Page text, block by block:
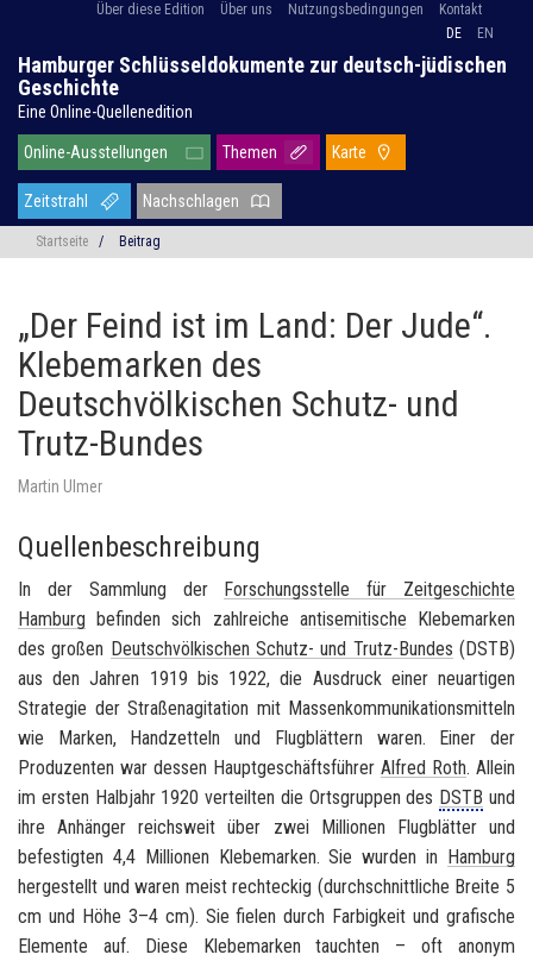
Über diese Edition Über uns Nutzungsbedingungen
Kontakt
DE
EN
Hamburger Schlüsseldokumente zur deutsch-jüdischen
Geschichte
Eine Online-Quellenedition
Online-Ausstellungen Themen Karte
Zeitstrahl Nachschlagen
Startseite / Beitrag
„Der Feind ist im Land: Der Jude“.
Klebemarken des
Deutschvölkischen Schutz- und
Trutz-Bundes
Martin Ulmer
Quellenbeschreibung
In der Sammlung der Forschungsstelle für Zeitgeschichte
Hamburg befinden sich zahlreiche antisemitische Klebemarken
des großen Deutschvölkischen Schutz- und Trutz-Bundes (DSTB)
aus den Jahren 1919 bis 1922, die Ausdruck einer neuartigen
Strategie der Straßenagitation mit Massenkommunikationsmitteln
wie Marken, Handzetteln und Flugblättern waren. Einer der
Produzenten war dessen Hauptgeschäftsführer Alfred Roth. Allein
im ersten Halbjahr 1920 verteilten die Ortsgruppen des DSTB und
ihre Anhänger reichsweit über zwei Millionen Flugblätter und
befestigten 4,4 Millionen Klebemarken. Sie wurden in Hamburg
hergestellt und waren meist rechteckig (durchschnittliche Breite 5
cm und Höhe 3–4 cm). Sie fielen durch Farbigkeit und grafische
Elemente auf. Diese Klebemarken tauchten – oft anonym